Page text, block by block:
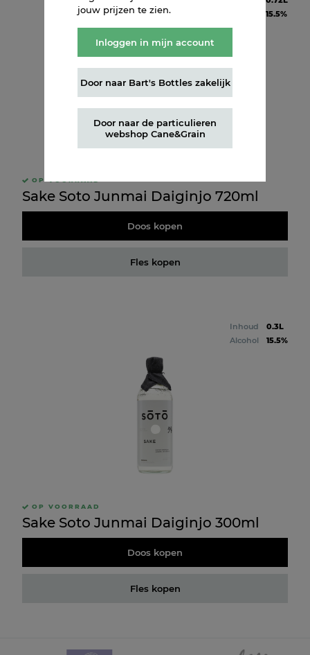
15.5%
OP VOORRAAD
Sake Soto Junmai Daiginjo 720ml
Doos kopen
Fles kopen
Inhoud
0.3L
Alcohol
15.5%
OP VOORRAAD
Sake Soto Junmai Daiginjo 300ml
Doos kopen
Fles kopen
jouw prijzen te zien.
Inloggen in mijn account
Door naar Bart's Bottles zakelijk
Door naar de particulieren
webshop Cane&Grain